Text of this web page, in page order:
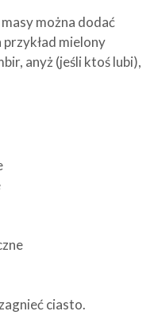
masy można dodać
przykład mielony
anyż (jeśli ktoś lubi),
ciasto.